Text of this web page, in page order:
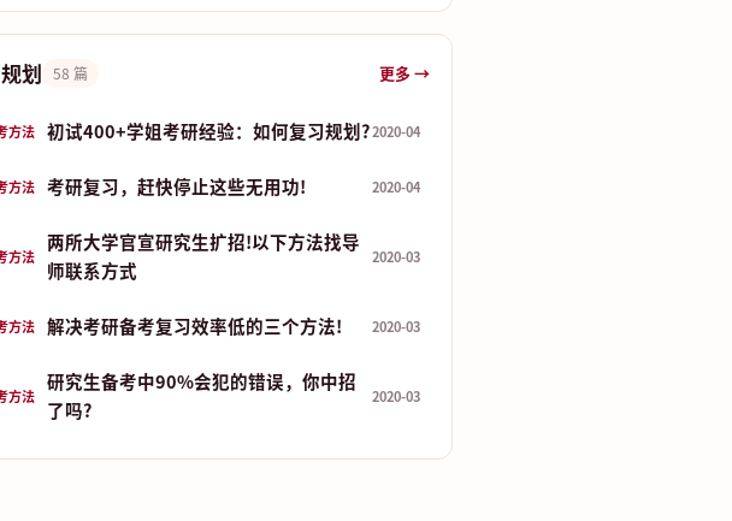
划 58 篇 更多 →
方法 初试400+学姐考研经验：如何复习规划?2020-04
方法 考研复习，赶快停止这些无用功! 2020-04
方法
两所大学官宣研究生扩招!以下方法找导
师联系方式
2020-03
方法 解决考研备考复习效率低的三个方法! 2020-03
方法
研究生备考中90%会犯的错误，你中招
了吗?
2020-03